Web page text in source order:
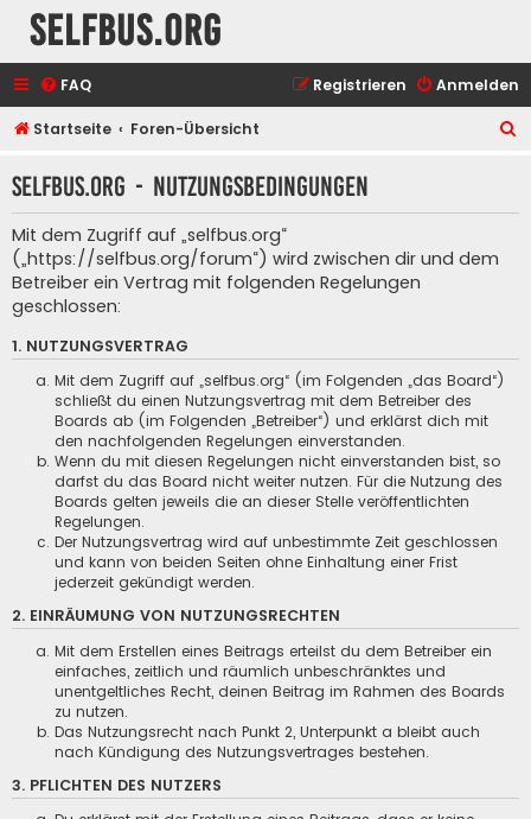
selfbus.org
FAQ Anmelden
Registrieren
Startseite Foren-Übersicht
h
selfbus.org - Nutzungsbedingungen
Mit dem Zugriff auf „selfbus.org“
(„https://selfbus.org/forum“) wird zwischen dir und dem
Betreiber ein Vertrag mit folgenden Regelungen
geschlossen:
1. NUTZUNGSVERTRAG
Mit dem Zugriff auf „selfbus.org“ (im Folgenden „das Board“)
schließt du einen Nutzungsvertrag mit dem Betreiber des
Boards ab (im Folgenden „Betreiber“) und erklärst dich mit
den nachfolgenden Regelungen einverstanden.
Wenn du mit diesen Regelungen nicht einverstanden bist, so
darfst du das Board nicht weiter nutzen. Für die Nutzung des
Boards gelten jeweils die an dieser Stelle veröffentlichten
Regelungen.
Der Nutzungsvertrag wird auf unbestimmte Zeit geschlossen
und kann von beiden Seiten ohne Einhaltung einer Frist
jederzeit gekündigt werden.
2. EINRÄUMUNG VON NUTZUNGSRECHTEN
Mit dem Erstellen eines Beitrags erteilst du dem Betreiber ein
einfaches, zeitlich und räumlich unbeschränktes und
unentgeltliches Recht, deinen Beitrag im Rahmen des Boards
zu nutzen.
Das Nutzungsrecht nach Punkt 2, Unterpunkt a bleibt auch
nach Kündigung des Nutzungsvertrages bestehen.
3. PFLICHTEN DES NUTZERS